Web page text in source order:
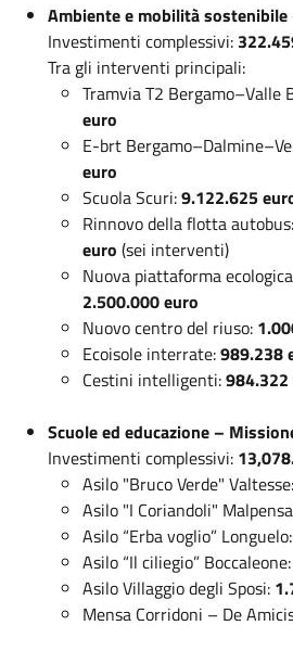
Ambiente e mobilità
Investimenti complessivi:
Tra gli interventi principali:
Tramvia T2 Bergamo–Valle
euro
E-brt
euro
Scuola Scuri:9.122.625
Rinnovo della flotta autobus:
euro (sei interventi)
Nuova piattaforma
2.500.000 euro
Nuovo centro del riuso:
Ecoisole interrate:989.238
Cestini intelligenti:984.322
Scuole ed educazione –
Investimenti complessivi:
Asilo "Bruco Verde" Valtesse:
Asilo "I Coriandoli"
Asilo “Erba voglio” Longuelo:
Asilo “Il ciliegio” Boccaleone:
Asilo Villaggio degli Sposi:
Mensa Corridoni – De